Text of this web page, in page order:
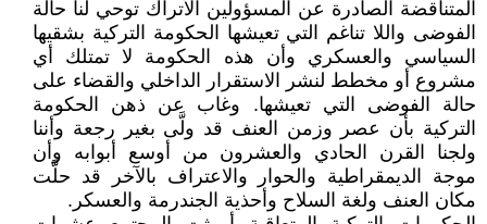
المتناقضة الصادرة عن المسؤولين الأتراك توحي لنا حالة
الفوضى واللا تناغم التي تعيشها الحكومة التركية بشقيها
السياسي والعسكري وأن هذه الحكومة لا تمتلك أي
مشروع أو مخطط لنشر الاستقرار الداخلي والقضاء على
حالة الفوضى التي تعيشها. وغاب عن ذهن الحكومة
التركية بأن عصر وزمن العنف قد ولَّى بغير رجعة وأننا
ولجنا القرن الحادي والعشرون من أوسع أبوابه وأن
موجة الديمقراطية والحوار والاعتراف بالآخر قد حلَّت
مكان العنف ولغة السلاح وأحذية الجندرمة والعسكر.